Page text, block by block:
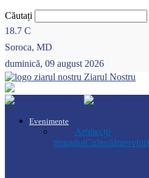
Căutați
18.7 C
Soroca, MD
duminică, 09 august 2026
Ziarul Nostru
Evenimente
Arhitecții
timpuluiCulturăInterviuri